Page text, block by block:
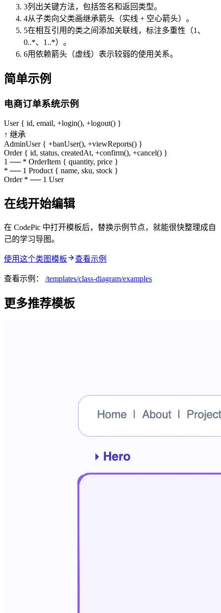
3列出关键方法，包括签名和返回类型。
4从子类向父类画继承箭头（实线 + 空心箭头）。
5在相互引用的类之间添加关联线，标注多重性（1、
0..*、1..*）。
6用依赖箭头（虚线）表示较弱的使用关系。
简单示例
电商订单系统示例
User { id, email, +login(), +logout() }
↑ 继承
AdminUser { +banUser(), +viewReports() }
Order { id, status, createdAt, +confirm(), +cancel() }
1 ── * OrderItem { quantity, price }
* ── 1 Product { name, sku, stock }
Order * ── 1 User
在线开始编辑
在 CodePic 中打开模板后，替换示例节点，就能很快整理成自
己的学习导图。
使用这个类图模板 查看示例
查看示例： /templates/class-diagram/examples
更多推荐模板